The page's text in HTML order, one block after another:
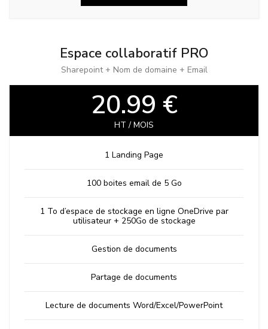
Espace collaboratif PRO
Sharepoint + Nom de domaine + Email
20.99 €
HT / MOIS
1 Landing Page
100 boites email de 5 Go
1 To d’espace de stockage en ligne OneDrive par
utilisateur + 250Go de stockage
Gestion de documents
Partage de documents
Lecture de documents Word/Excel/PowerPoint